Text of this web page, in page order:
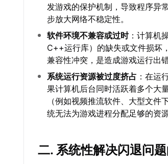
发游戏的保护机制，导致程序异
步放大网络不稳定性。
软件环境不兼容或过时：计算机
C++运行库）的缺失或文件损坏
兼容性冲突，是造成游戏运行出
系统运行资源被过度挤占 ：在运
果计算机后台同时活跃着多个大
（例如视频推流软件、大型文
统无法为游戏进程分配足够的资
二. 系统性解决闪退问